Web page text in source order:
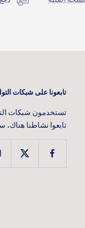
تابعونا على شبكات
تستخدمون شبكات
تابعوا نشاطنا هناك،